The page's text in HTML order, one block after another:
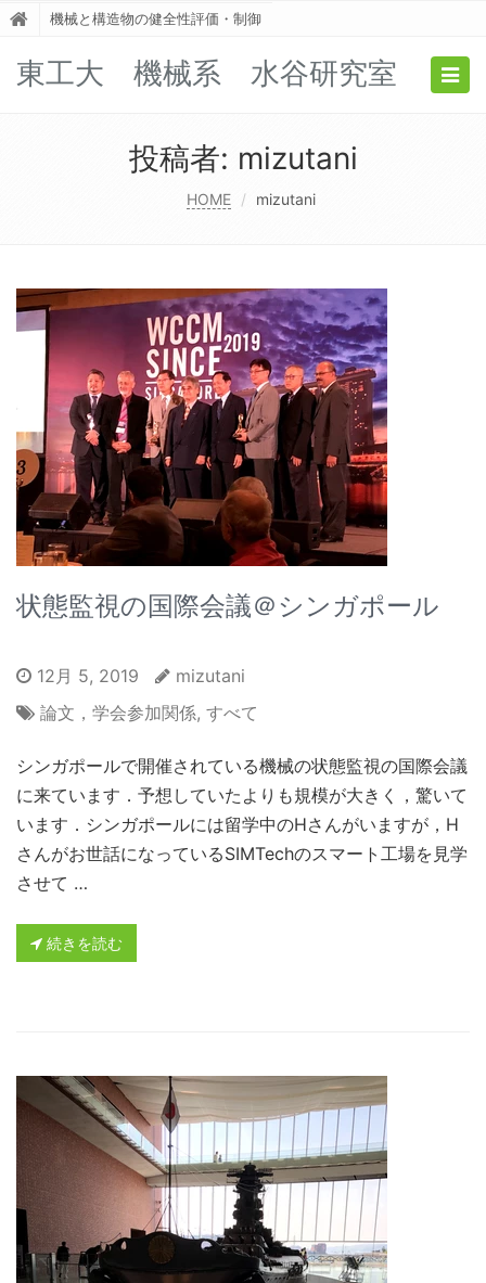
機械と構造物の健全性評価・制御
東工大 機械系 水谷研究室
投稿者: mizutani
HOME mizutani
状態監視の国際会議＠シンガポール
12月 5, 2019
mizutani
論文，学会参加関係, すべて
シンガポールで開催されている機械の状態監視の国際会議
に来ています．予想していたよりも規模が大きく，驚いて
います．シンガポールには留学中のHさんがいますが，H
さんがお世話になっているSIMTechのスマート工場を見学
させて …
続きを読む